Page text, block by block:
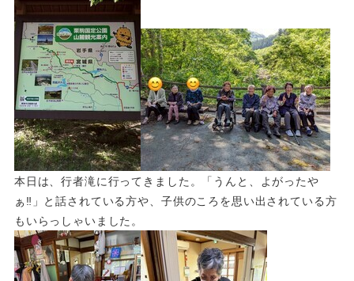
本日は、行者滝に行ってきました。「うんと、よがったや
ぁ‼」と話されている方や、子供のころを思い出されている方
もいらっしゃいました。